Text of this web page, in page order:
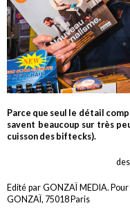
Parce que seul le détail
savent beaucoup sur très
cuisson des biftecks).
Edité par GONZAÏ MEDIA.
GONZAÏ, 75018 Paris